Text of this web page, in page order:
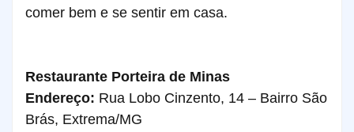
comer bem e se sentir em casa.
Restaurante Porteira de Minas
Endereço: Rua Lobo Cinzento, 14 – Bairro São
Brás, Extrema/MG